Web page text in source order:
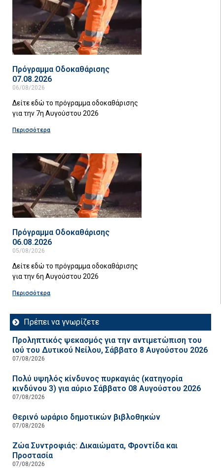
Πρόγραμμα Οδοκαθάρισης
07.08.2026
06/08/2026
Δείτε εδώ το πρόγραμμα οδοκαθάρισης
για την 7η Αυγούστου 2026
Περισσότερα
Πρόγραμμα Οδοκαθάρισης
06.08.2026
05/08/2026
Δείτε εδώ το πρόγραμμα οδοκαθάρισης
για την 6η Αυγούστου 2026
Περισσότερα
Πρέπει να γνωρίζετε
Προληπτικός ψεκασμός για την αντιμετώπιση του
ιού του Δυτικού Νείλου, Σάββατο 8 Αυγούστου 2026
07/08/2026
Πολύ υψηλός κίνδυνος πυρκαγιάς (κατηγορία
κινδύνου 3) για αύριο Σάββατο 08 Αυγούστου 2026
07/08/2026
Θερινό ωράριο δημοτικών βιβλοθηκών
07/08/2026
Ζώα Συντροφιάς: Δικαιώματα, Φροντίδα και
Προστασία
07/08/2026